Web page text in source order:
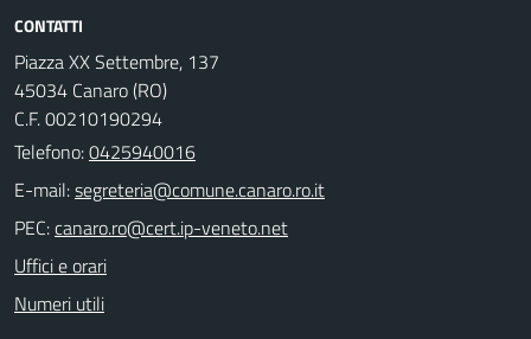
CONTATTI
Piazza XX Settembre, 137
45034 Canaro (RO)
C.F. 00210190294
Telefono:0425940016
E-mail:
PEC:
Uffici e orari
Numeri utili